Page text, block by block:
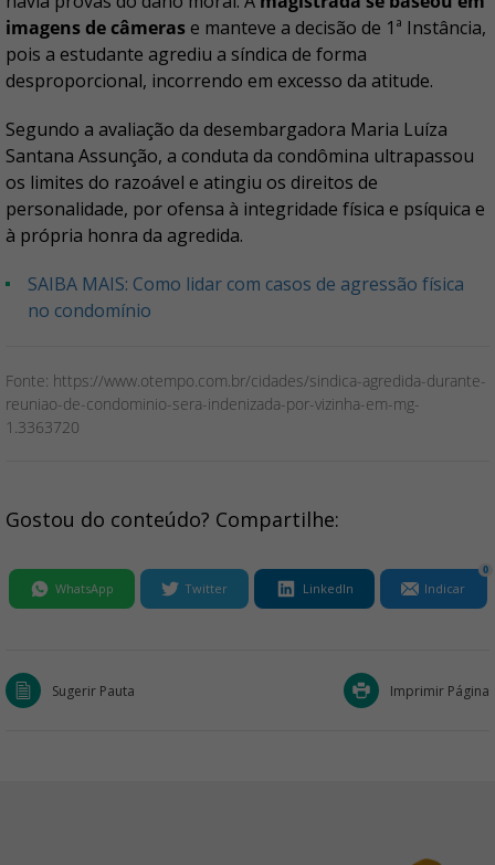
imagens de câmerase manteve a decisão de 1ª Instância,
pois a estudante agrediu a síndica de forma
desproporcional, incorrendo em excesso da atitude.
Segundo a avaliação da desembargadora Maria Luíza
Santana Assunção, a conduta da condômina ultrapassou
os limites do razoável e atingiu os direitos de
personalidade, por ofensa à integridade física e psíquica e
à própria honra da agredida.
SAIBA MAIS: Como lidar com casos de agressão física
no condomínio
Fonte: https://www.otempo.com.br/cidades/sindica-agredida-durante-
reuniao-de-condominio-sera-indenizada-por-vizinha-em-mg-
1.3363720
Gostou do conteúdo? Compartilhe:
WhatsApp Twitter LinkedIn Indicar
0
Sugerir Pauta Imprimir Página